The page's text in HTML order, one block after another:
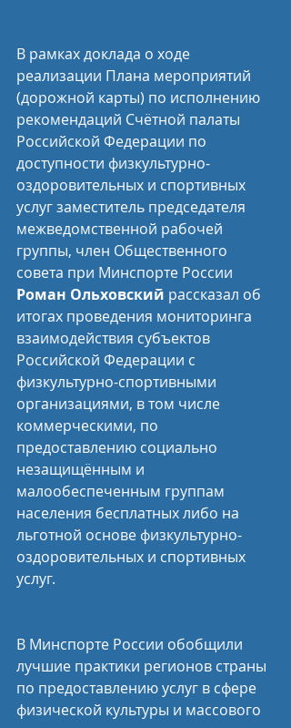
В рамках доклада о ходе
реализации Плана мероприятий
(дорожной карты) по исполнению
рекомендаций Счётной палаты
Российской Федерации по
доступности физкультурно-
оздоровительных и спортивных
услуг заместитель председателя
межведомственной рабочей
группы, член Общественного
совета при Минспорте России
Роман Ольховский рассказал об
итогах проведения мониторинга
взаимодействия субъектов
Российской Федерации с
физкультурно-спортивными
организациями, в том числе
коммерческими, по
предоставлению социально
незащищённым и
малообеспеченным группам
населения бесплатных либо на
льготной основе физкультурно-
оздоровительных и спортивных
услуг.
В Минспорте России обобщили
лучшие практики регионов страны
по предоставлению услуг в сфере
физической культуры и массового